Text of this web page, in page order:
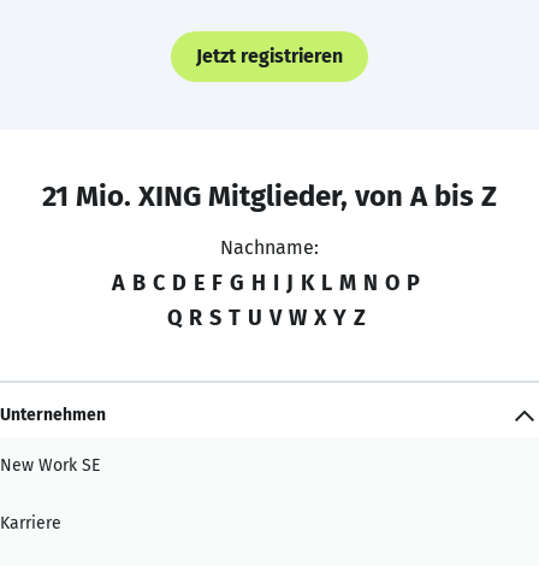
Jetzt registrieren
21 Mio. XING Mitglieder, von A bis Z
Nachname:
A B C D E F G H I J K L M N O P
Q R S T U V W X Y Z
Unternehmen
New Work SE
Karriere